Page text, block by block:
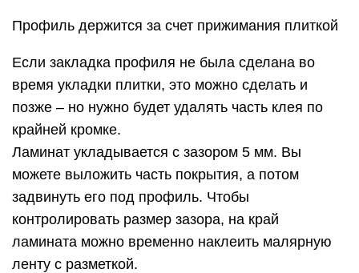
Профиль держится за счет прижимания плиткой
Если закладка профиля не была сделана во
время укладки плитки, это можно сделать и
позже – но нужно будет удалять часть клея по
крайней кромке.
Ламинат укладывается с зазором 5 мм. Вы
можете выложить часть покрытия, а потом
задвинуть его под профиль. Чтобы
контролировать размер зазора, на край
ламината можно временно наклеить малярную
ленту с разметкой.